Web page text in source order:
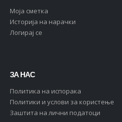
Moja сметка
Историја на нарачки
Логирај се
ЗА НАС
Политика на испорака
Политики и услови за користење
Заштита на лични податоци